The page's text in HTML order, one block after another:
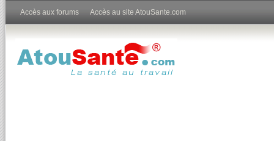
Accès aux forums Accès au site AtouSante.com